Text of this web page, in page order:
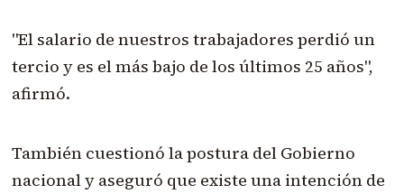
"El salario de nuestros trabajadores perdió un
tercio y es el más bajo de los últimos 25 años",
afirmó.
También cuestionó la postura del Gobierno
nacional y aseguró que existe una intención de